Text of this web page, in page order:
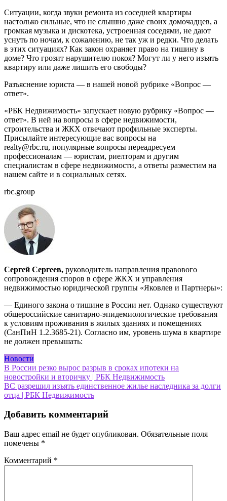
Ситуации, когда звуки ремонта из соседней квартиры
настолько сильные, что не слышно даже своих домочадцев, а
громкая музыка и дискотека, устроенная соседями, не дают
уснуть по ночам, к сожалению, не так уж и редки. Что делать
в этих ситуациях? Как закон охраняет право на тишину в
доме? Что грозит нарушителю покоя? Могут ли у него изъять
квартиру или даже лишить его свободы?
Разъяснение юриста — в нашей новой рубрике «Вопрос —
ответ».
«РБК Недвижимость» запускает новую рубрику «Вопрос —
ответ». В ней на вопросы в сфере недвижимости,
строительства и ЖКХ отвечают профильные эксперты.
Присылайте интересующие вас вопросы на
realty@rbc.ru, популярные вопросы переадресуем
профессионалам — юристам, риелторам и другим
специалистам в сфере недвижимости, а ответы разместим на
нашем сайте и в социальных сетях.
rbc.group
Сергей Сергеев, руководитель направления правового
сопровождения споров в сфере ЖКХ и управления
недвижимостью юридической группы «Яковлев и Партнеры»:
— Единого закона о тишине в России нет. Однако существуют
общероссийские санитарно-эпидемиологические требования
к условиям проживания в жилых зданиях и помещениях
(СанПиН 1.2.3685-21). Согласно им, уровень шума в квартире
не должен превышать:
Новости
Навигация
по
записям
В России резко вырос разрыв в сроках ипотеки на
новостройки и вторичку | РБК Недвижимость
ВС разрешил изъять единственное жилье наследника за долги
отца | РБК Недвижимость
Добавить комментарий
Ваш адрес email не будет опубликован. Обязательные поля
помечены *
Комментарий *